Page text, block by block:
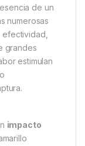
de un
numerosas
grandes
estimulan
impacto